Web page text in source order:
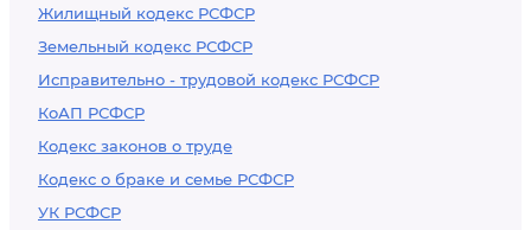
Жилищный кодекс РСФСР
Земельный кодекс РСФСР
Исправительно - трудовой кодекс РСФСР
КоАП РСФСР
Кодекс законов о труде
Кодекс о браке и семье РСФСР
УК РСФСР